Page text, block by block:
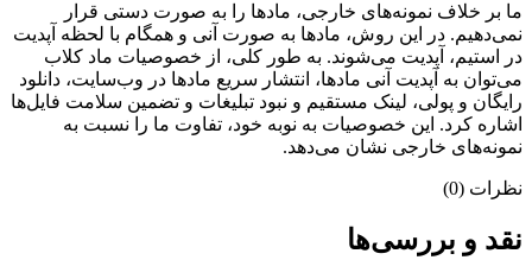
ما بر خلاف نمونه‌های خارجی، مادها را به صورت دستی قرار
نمی‌دهیم. در این روش، مادها به صورت آنی و همگام با لحظه آپدیت
در استیم، آپدیت می‌شوند. به طور کلی، از خصوصیات ماد کلاب
می‌‌توان به آپدیت آنی مادها، انتشار سریع مادها در وب‌سایت، دانلود
رایگان و پولی، لینک مستقیم و نبود تبلیغات و تضمین سلامت فایل‌ها
اشاره کرد. این خصوصیات به نوبه خود، تفاوت ما را نسبت به
نمونه‌های خارجی نشان می‌دهد.
نظرات (0)
نقد و بررسی‌ها